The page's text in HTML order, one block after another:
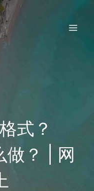
式？
做？ | 网